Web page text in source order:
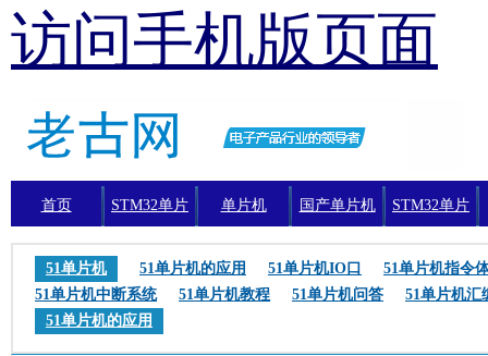
访问手机版页面
首页 STM32单片 单片机 国产单片机 STM32单片
51单片机
51单片机的应用 51单片机IO口
51单片机指令
51单片机中断系统
51单片机教程 51单片机问答
51单片机汇
51单片机的应用